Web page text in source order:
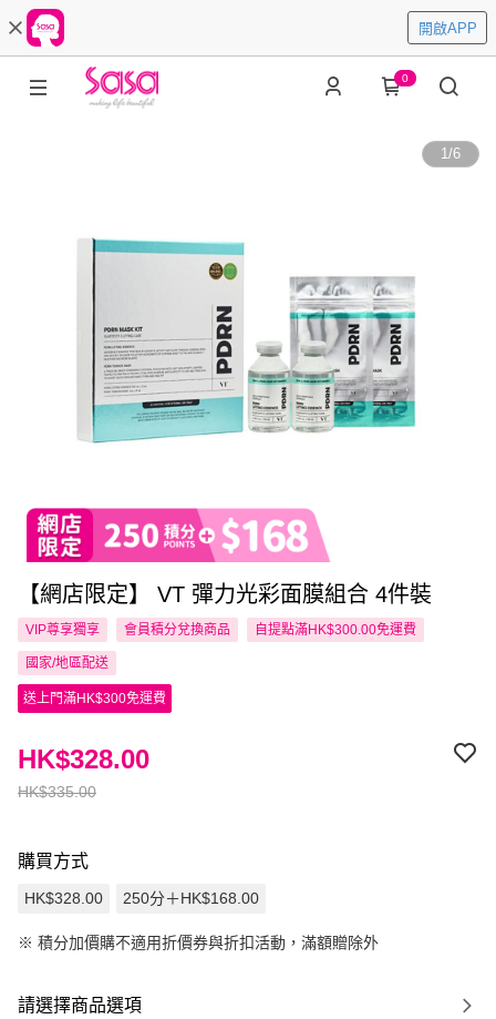
開啟APP
0
1/6
【網店限定】 VT 彈力光彩面膜組合 4件裝
VIP尊享獨享 會員積分兌換商品 自提點滿HK$300.00免運費
國家/地區配送
送上門滿HK$300免運費
HK$335.00
HK$328.00
購買方式
HK$328.00 250分＋HK$168.00
※ 積分加價購不適用折價券與折扣活動，滿額贈除外
請選擇商品選項